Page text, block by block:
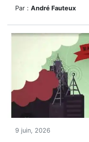
Par : André Fauteux
9 juin, 2026